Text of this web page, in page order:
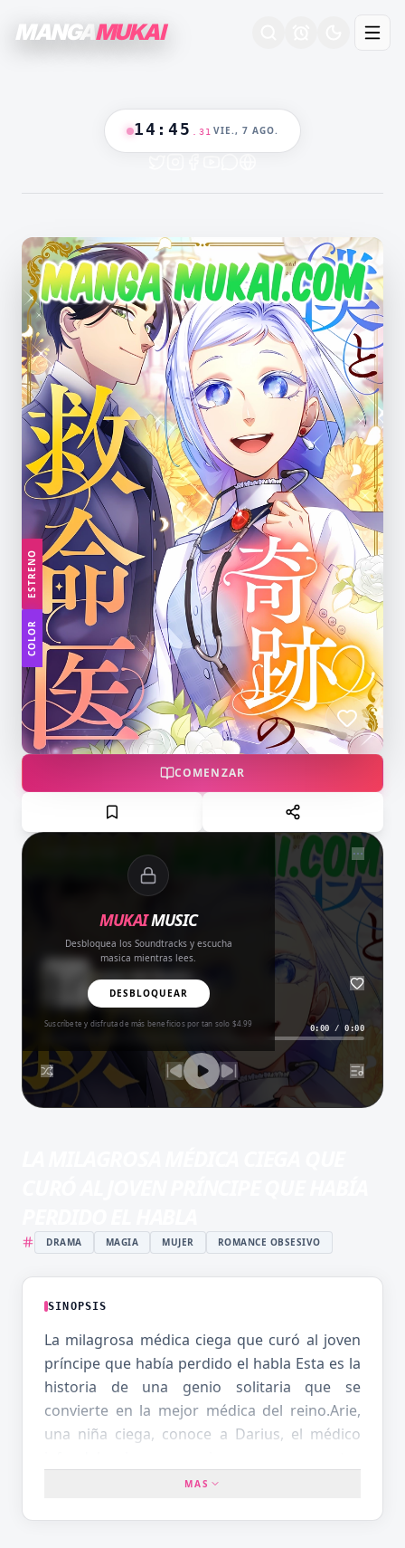
MANGA MUKAI
14 :45 32 VIE., 7 AGO.
ESTRENO
COLOR
COMENZAR
MUKAIMUSIC
Desbloquea los Soundtracks y escucha
masica mientras lees.
DESBLOQUEAR
Suscríbete y disfruta de más beneficios por tan solo $4.99
Amor del Bueno
BALADA
0:00 /0:00
DRAMA MAGIA MUJER ROMANCE OBSESIVO
SINOPSIS
La milagrosa médica ciega que curó al joven
príncipe que había perdido el habla Esta es la
historia de una genio solitaria que se
convierte en la mejor médica del reino.Arie,
una niña ciega, conoce a Darius, el médico
comienza a caminar por el camino para
MAS